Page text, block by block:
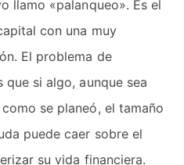
llamo «palanqueo». Es el
con una muy
El problema de
que si algo, aunque sea
se planeó, el tamaño
puede caer sobre el
su vida financiera.